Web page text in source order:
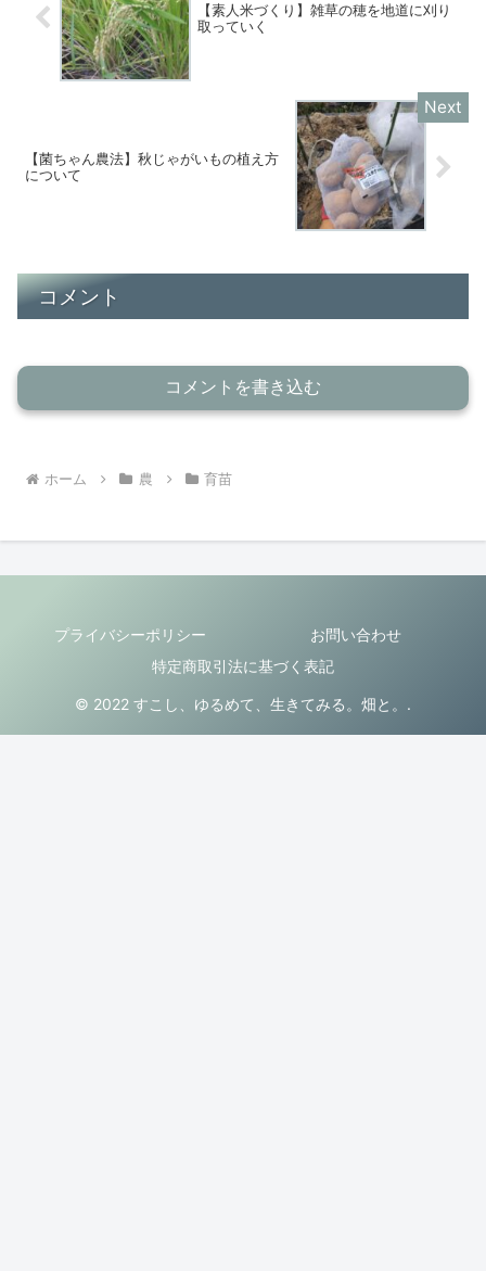
【素人米づくり】雑草の穂を地道に刈り
取っていく
【菌ちゃん農法】秋じゃがいもの植え方
について
コメント
コメントを書き込む
ホーム 農 育苗
プライバシーポリシー
お問い合わせ
特定商取引法に基づく表記
© 2022 すこし、ゆるめて、生きてみる。畑と。.